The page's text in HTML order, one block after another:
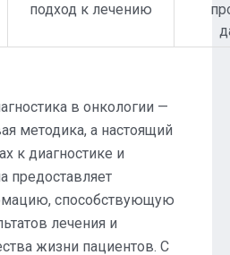
подход к лечению
в онкологии —
методика, а настоящий
к диагностике и
предоставляет
способствующую
лечения и
жизни пациентов. С